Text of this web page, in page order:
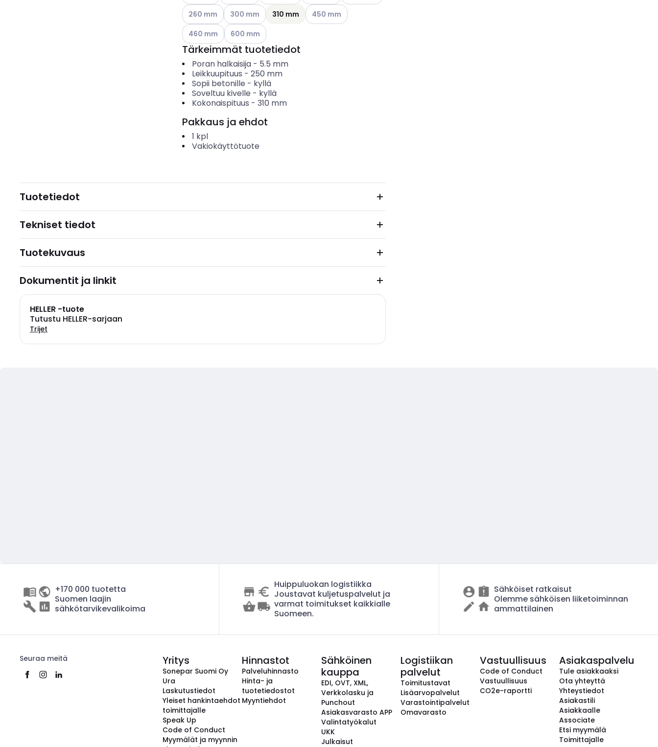
Katso käytettävissä olevat vaihtoehdot
260 mm Katso käytettävissä olevat vaihtoehdot
300 mm 310 mm Katso käytettävissä olevat vaihtoehdot
450 mm
Katso käytettävissä olevat vaihtoehdot
460 mm Katso käytettävissä olevat vaihtoehdot
600 mm
Tärkeimmät tuotetiedot
Poran halkaisija- 5.5 mm
Leikkuupituus - 250 mm
Sopii betonille - kyllä
Soveltuu kivelle - kyllä
Kokonaispituus - 310 mm
Pakkaus ja ehdot
1 kpl
Vakiokäyttötuote
Tuotetiedot
Tekniset tiedot
Tuotekuvaus
Dokumentit ja linkit
HELLER -tuote
Tutustu HELLER-sarjaan
Trijet
+170 000 tuotetta
Suomen laajin
sähkötarvikevalikoima
Huippuluokan logistiikka
Joustavat kuljetuspalvelut ja
varmat toimitukset kaikkialle
Suomeen.
Sähköiset ratkaisut
Olemme sähköisen liiketoiminnan
ammattilainen
Seuraa meitä Yritys
Sonepar Suomi Oy
Ura
Laskutustiedot
Yleiset hankintaehdot
toimittajalle
Speak Up
Code of Conduct
Myymälät ja myynnin
Hinnastot
Palveluhinnasto
Hinta- ja
tuotetiedostot
Myyntiehdot
Sähköinen
kauppa
EDI, OVT, XML,
Verkkolasku ja
Punchout
Asiakasvarasto APP
Valintatyökalut
UKK
Julkaisut
Logistiikan
palvelut
Toimitustavat
Lisäarvopalvelut
Varastointipalvelut
Omavarasto
Vastuullisuus
Code of Conduct
Vastuullisuus
CO2e-raportti
Asiakaspalvelu
Tule asiakkaaksi
Ota yhteyttä
Yhteystiedot
Asiakastili
Asiakkaalle
Associate
Etsi myymälä
Toimittajalle